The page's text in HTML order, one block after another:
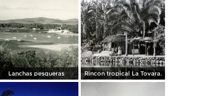
Lanchas pesqueras Rincon tropical La Tovara.